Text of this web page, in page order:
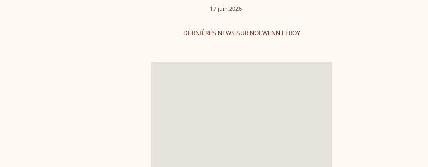
de ça"
17 juin 2026
DERNIÈRES NEWS SUR NOLWENN LEROY